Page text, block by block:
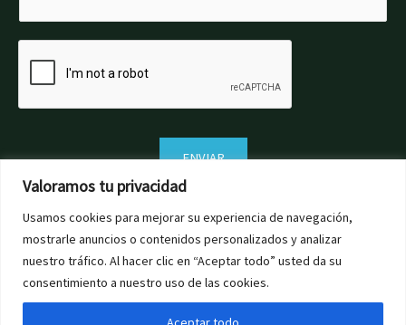
Valoramos tu privacidad
Usamos cookies para mejorar su experiencia de navegación,
mostrarle anuncios o contenidos personalizados y analizar
nuestro tráfico. Al hacer clic en “Aceptar todo” usted da su
consentimiento a nuestro uso de las cookies.
ENVIAR